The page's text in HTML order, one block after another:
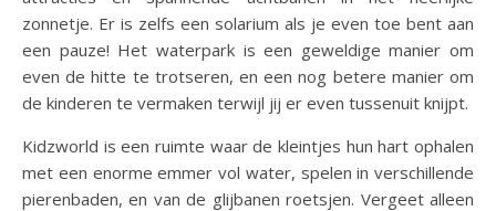
zonnetje. Er is zelfs een solarium als je even toe bent aan
een pauze! Het waterpark is een geweldige manier om
even de hitte te trotseren, en een nog betere manier om
de kinderen te vermaken terwijl jij er even tussenuit knijpt.
Kidzworld is een ruimte waar de kleintjes hun hart ophalen
met een enorme emmer vol water, spelen in verschillende
pierenbaden, en van de glijbanen roetsjen. Vergeet alleen